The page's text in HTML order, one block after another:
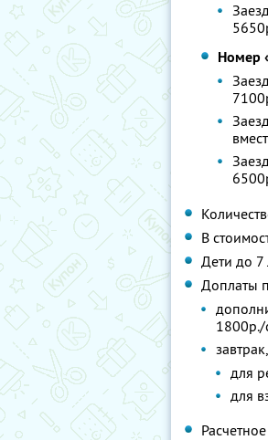
Номер
В
Дети до 7
Доплаты
1800р./
для
для